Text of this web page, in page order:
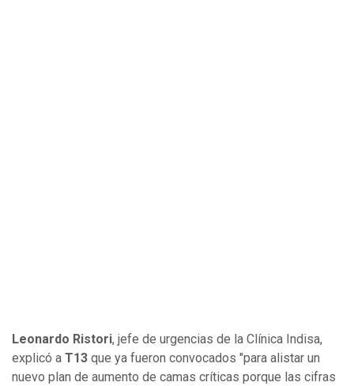
Leonardo Ristori, jefe de urgencias de la Clínica Indisa,
explicó a T13 que ya fueron convocados "para alistar un
nuevo plan de aumento de camas críticas porque las cifras